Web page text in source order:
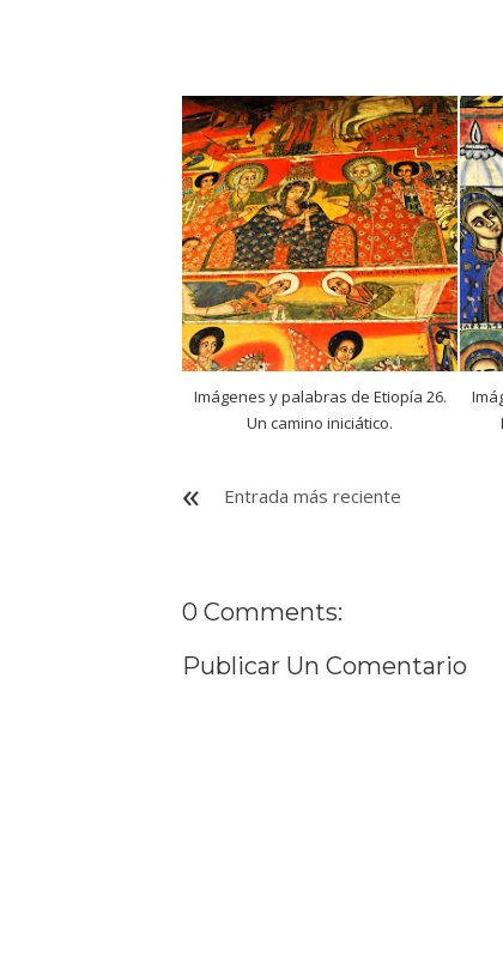
Imágenes y palabras de Etiopía 26.
Un camino iniciático.
Entrada más reciente
0 Comments:
Publicar Un Comentario